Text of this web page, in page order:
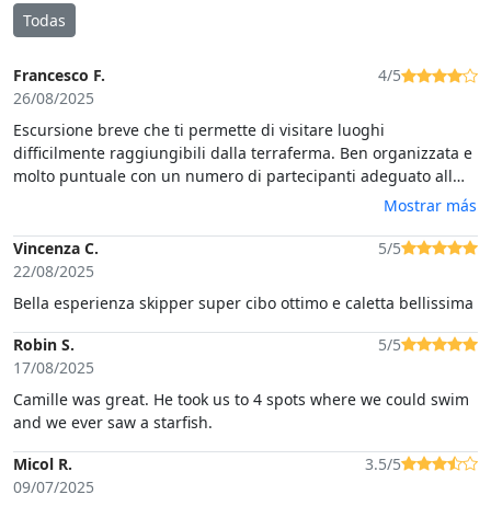
Todas
Francesco F.
26/08/2025
4/5
Escursione breve che ti permette di visitare luoghi
difficilmente raggiungibili dalla terraferma. Ben organizzata e
molto puntuale con un numero di partecipanti adeguato all
imbarcazione.Bravo lo skipper Tommy che ha contribuito a
al seguito, che si sono divertiti tantissimo.
Mostrar más
Vincenza C.
22/08/2025
5/5
Bella esperienza skipper super cibo ottimo e caletta bellissima
Robin S.
17/08/2025
5/5
Camille was great. He took us to 4 spots where we could swim
and we ever saw a starfish.
Micol R.
09/07/2025
3.5/5